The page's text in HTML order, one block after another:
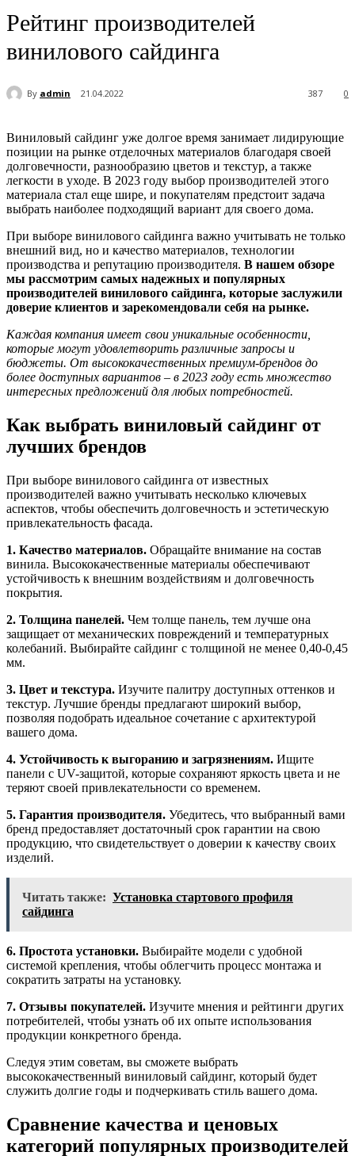
Рейтинг производителей
винилового сайдинга
By admin 21.04.2022 0
387
Виниловый сайдинг уже долгое время занимает лидирующие
позиции на рынке отделочных материалов благодаря своей
долговечности, разнообразию цветов и текстур, а также
легкости в уходе. В 2023 году выбор производителей этого
материала стал еще шире, и покупателям предстоит задача
выбрать наиболее подходящий вариант для своего дома.
При выборе винилового сайдинга важно учитывать не только
внешний вид, но и качество материалов, технологии
производства и репутацию производителя. В нашем обзоре
мы рассмотрим самых надежных и популярных
производителей винилового сайдинга, которые заслужили
доверие клиентов и зарекомендовали себя на рынке.
Каждая компания имеет свои уникальные особенности,
которые могут удовлетворить различные запросы и
бюджеты. От высококачественных премиум-брендов до
более доступных вариантов – в 2023 году есть множество
интересных предложений для любых потребностей.
Как выбрать виниловый сайдинг от
лучших брендов
При выборе винилового сайдинга от известных
производителей важно учитывать несколько ключевых
аспектов, чтобы обеспечить долговечность и эстетическую
привлекательность фасада.
1. Качество материалов. Обращайте внимание на состав
винила. Высококачественные материалы обеспечивают
устойчивость к внешним воздействиям и долговечность
покрытия.
2. Толщина панелей. Чем толще панель, тем лучше она
защищает от механических повреждений и температурных
колебаний. Выбирайте сайдинг с толщиной не менее 0,40-0,45
мм.
3. Цвет и текстура. Изучите палитру доступных оттенков и
текстур. Лучшие бренды предлагают широкий выбор,
позволяя подобрать идеальное сочетание с архитектурой
вашего дома.
4. Устойчивость к выгоранию и загрязнениям. Ищите
панели с UV-защитой, которые сохраняют яркость цвета и не
теряют своей привлекательности со временем.
5. Гарантия производителя. Убедитесь, что выбранный вами
бренд предоставляет достаточный срок гарантии на свою
продукцию, что свидетельствует о доверии к качеству своих
изделий.
Читать также: Установка стартового профиля
сайдинга
6. Простота установки. Выбирайте модели с удобной
системой крепления, чтобы облегчить процесс монтажа и
сократить затраты на установку.
7. Отзывы покупателей. Изучите мнения и рейтинги других
потребителей, чтобы узнать об их опыте использования
продукции конкретного бренда.
Следуя этим советам, вы сможете выбрать
высококачественный виниловый сайдинг, который будет
служить долгие годы и подчеркивать стиль вашего дома.
Сравнение качества и ценовых
категорий популярных производителей